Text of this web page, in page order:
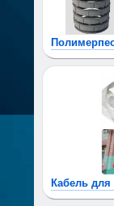
Кабель для